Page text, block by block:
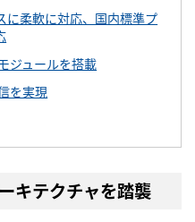
に柔軟に対応、国内標準プ
ジュールを搭載
を実現
キテクチャを踏襲